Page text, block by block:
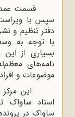
قسمت
سپس با
دفتر تنظیم و
با توجه به
بسیاری از این
نامه‌های
موضوعات و
این مرکز
اسناد ساواک
ساواک در